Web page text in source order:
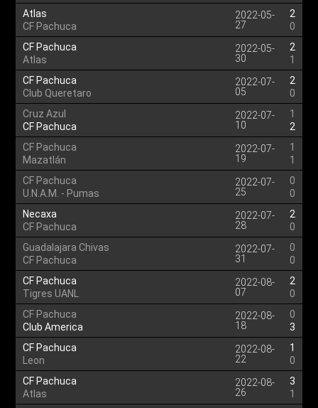
Atlas
CF Pachuca
2022-05-
27
2
0
CF Pachuca
Atlas
2022-05-
30
2
1
CF Pachuca
Club Queretaro
2022-07-
05
2
0
Cruz Azul
CF Pachuca
2022-07-
10
1
2
CF Pachuca
Mazatlán
2022-07-
19
1
1
CF Pachuca
U.N.A.M. - Pumas
2022-07-
25
0
0
Necaxa
CF Pachuca
2022-07-
28
2
0
Guadalajara Chivas
CF Pachuca
2022-07-
31
0
0
CF Pachuca
Tigres UANL
2022-08-
07
2
0
CF Pachuca
Club America
2022-08-
18
0
3
CF Pachuca
Leon
2022-08-
22
1
0
CF Pachuca
Atlas
2022-08-
26
3
1